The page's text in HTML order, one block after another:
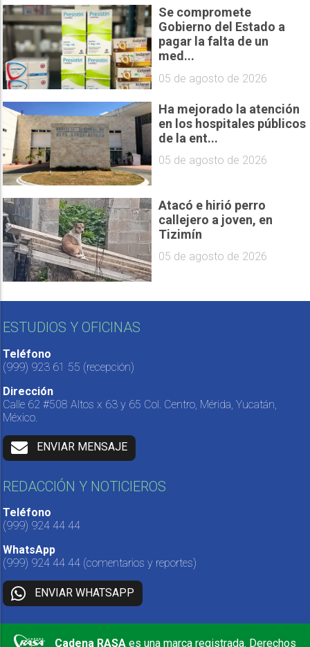
Se compromete
Gobierno del Estado a
pagar la falta de un
med...
05 de agosto de 2026
Ha mejorado la atención
en los hospitales públicos
de la ent...
05 de agosto de 2026
Atacó e hirió perro
callejero a joven, en
Tizimín
05 de agosto de 2026
ESTUDIOS Y OFICINAS
Teléfono
(999) 923 61 55 (recepción)
Dirección
Calle 62 #508 Altos x 63 y 65 Col. Centro, Mérida, Yucatán,
México.
ENVIAR MENSAJE
REDACCIÓN Y NOTICIEROS
Teléfono
(999) 924 44 44
WhatsApp
(999) 924 44 44 (comentarios y reportes)
ENVIAR WHATSAPP
Cadena RASA es una marca registrada. Derechos